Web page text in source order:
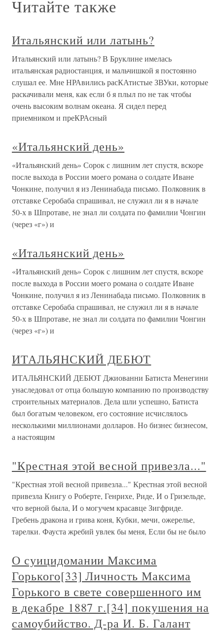
Читайте также
Итальянский или латынь?
Итальянский или латынь? В Бруклине имелась
итальянская радиостанция, и мальчишкой я постоянно
слушал ее. Мне НРАвились расКАтистые ЗВУки, которые
раскачивали меня, как если б я плыл по не так чтобы
очень высоким волнам океана. Я сидел перед
приемником и преКРАсный
«Итальянский день»
«Итальянский день» Сорок с лишним лет спустя, вскоре
после выхода в России моего романа о солдате Иване
Чонкине, получил я из Ленинабада письмо. Полковник в
отставке Серобаба спрашивал, не служил ли я в начале
50-х в Шпротаве, не знал ли солдата по фамилии Чонгин
(через «г») и
«Итальянский день»
«Итальянский день» Сорок с лишним лет спустя, вскоре
после выхода в России моего романа о солдате Иване
Чонкине, получил я из Ленинабада письмо. Полковник в
отставке Серобаба спрашивал, не служил ли я в начале
50-х в Шпротаве, не знал ли солдата по фамилии Чонгин
(через «г») и
ИТАЛЬЯНСКИЙ ДЕБЮТ
ИТАЛЬЯНСКИЙ ДЕБЮТ Джиованни Батиста Менегини
унаследовал от отца большую компанию по производству
строительных материалов. Дела шли успешно, Батиста
был богатым человеком, его состояние исчислялось
несколькими миллионами долларов. Но бизнес бизнесом,
а настоящим
"Крестная этой весной привезла..."
"Крестная этой весной привезла..." Крестная этой весной
привезла Книгу о Роберте, Генрихе, Риде, И о Гризельде,
что верной была, И о могучем красавце Зигфриде.
Гребень дракона и грива коня, Кубки, мечи, ожерелье,
тарелки. Фауста жребий увлек бы меня, Если бы не было
О суицидомании Максима
Горького[33] Личность Максима
Горького в свете совершенного им
в декабре 1887 г.[34] покушения на
самоубийство. Д-ра И. Б. Галант